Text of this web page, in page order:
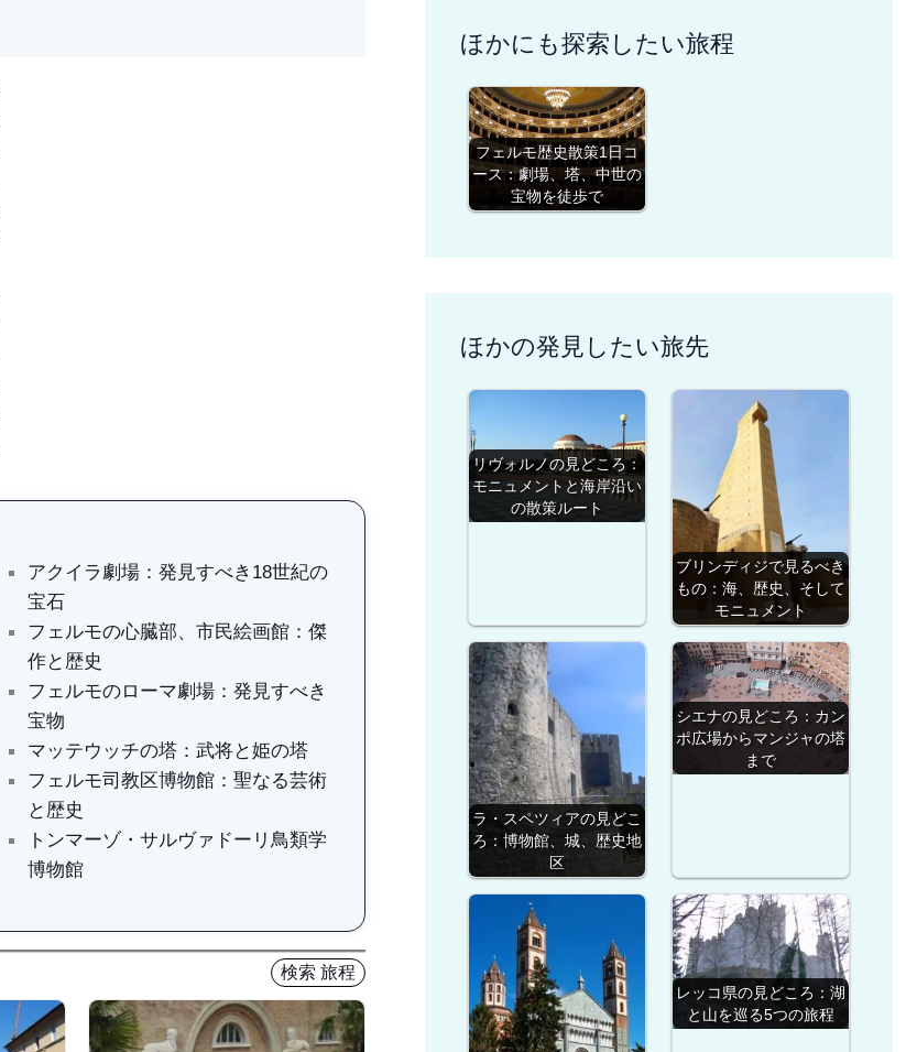
アクイラ劇場：発見すべき18世紀の
宝石
フェルモの心臓部、市民絵画館：傑
作と歴史
フェルモのローマ劇場：発見すべき
宝物
マッテウッチの塔：武将と姫の塔
フェルモ司教区博物館：聖なる芸術
と歴史
トンマーゾ・サルヴァドーリ鳥類学
博物館
検索 旅程
ほかにも探索したい旅程
フェルモ歴史散策1日コ
ース：劇場、塔、中世の
宝物を徒歩で
ほかの発見したい旅先
リヴォルノの見どころ：
モニュメントと海岸沿い
の散策ルート
ブリンディジで見るべき
もの：海、歴史、そして
モニュメント
ラ・スペツィアの見どこ
ろ：博物館、城、歴史地
区
シエナの見どころ：カン
ポ広場からマンジャの塔
まで
レッコ県の見どころ：湖
と山を巡る5つの旅程